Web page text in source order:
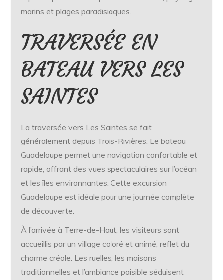
marins et plages paradisiaques.
TRAVERSÉE EN
BATEAU VERS LES
SAINTES
La traversée vers Les Saintes se fait
généralement depuis Trois-Rivières. Le bateau
Guadeloupe permet une navigation confortable et
rapide, offrant des vues spectaculaires sur l’océan
et les îles environnantes. Cette excursion
Guadeloupe est idéale pour une journée complète
de découverte.
À l’arrivée à Terre-de-Haut, les visiteurs sont
accueillis par un village coloré et animé, reflet du
charme créole. Les ruelles, les maisons
traditionnelles et l’ambiance paisible séduisent